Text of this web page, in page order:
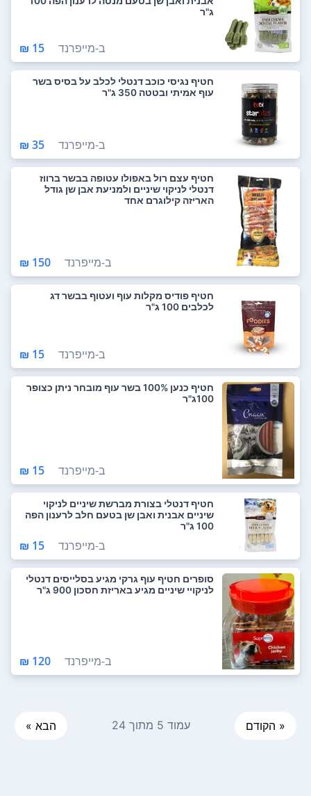
ג"ר
ב-מייפרנד 15 ₪
חטיף נגיסי כוכב דנטלי לכלב על בסיס בשר
עוף אמיתי ובטטה 350 ג"ר
ב-מייפרנד 35 ₪
חטיף עצם רול באפולו עטופה בבשר ברווז
דנטלי לניקוי שיניים ולמניעת אבן שן גודל
האריזה קילוגרם אחד
ב-מייפרנד 150 ₪
חטיף פודיס מקלות עוף ועטוף בבשר דג
לכלבים 100 ג"ר
ב-מייפרנד 15 ₪
חטיף כנען 100% בשר עוף מובחר ניתן כצופר
100ג"ר
ב-מייפרנד 15 ₪
חטיף דנטלי בצורת מברשת שיניים לניקוי
שיניים אבנית ואבן שן בטעם חלב לרענון הפה
100 ג"ר
ב-מייפרנד 15 ₪
סופרים חטיף עוף גרקי מגיע בסלייסים דנטלי
לניקויי שיניים מגיע באריזת חסכון 900 ג"ר
ב-מייפרנד 120 ₪
« הקודם עמוד 5 מתוך 24 הבא »